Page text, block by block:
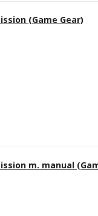
(Game Gear)
m. manual